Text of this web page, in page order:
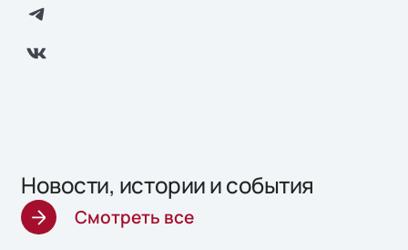
Новости, истории и события
Смотреть все